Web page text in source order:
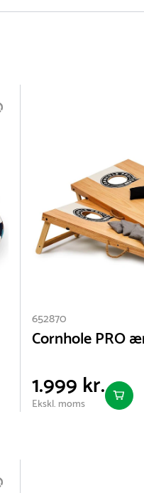
Elektronik (10)
Vis flere
652870
Cornhole PRO
1.999 kr.
Ekskl. moms